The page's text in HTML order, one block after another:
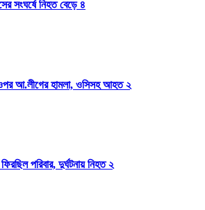
সংঘর্ষে নিহত বেড়ে ৪
আ.লীগের হামলা, ওসিসহ আহত ২
পরিবার, দুর্ঘটনায় নিহত ২